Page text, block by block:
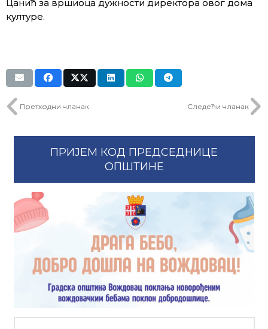
Цанић за вршиоца дужности директора овог дома
културе.
Претходни чланак Следећи чланак
ПРИЈЕМ КОД ПРЕДСЕДНИЦЕ
ОПШТИНЕ